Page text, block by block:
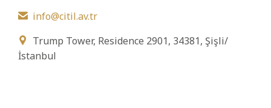
 info@citil.av.tr

Trump Tower, Residence 2901, 34381, Şişli/
İstanbul